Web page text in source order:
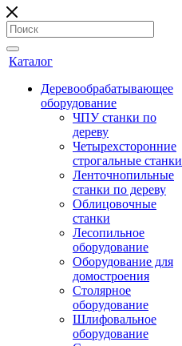
Каталог
Деревообрабатывающее
оборудование
ЧПУ станки по
дереву
Четырехсторонние
строгальные станки
Ленточнопильные
станки по дереву
Облицовочные
станки
Лесопильное
оборудование
Оборудование для
домостроения
Столярное
оборудование
Шлифовальное
оборудование